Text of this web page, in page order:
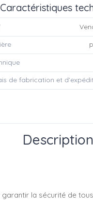
Caractéristiques
de fabrication et
la sécurité de